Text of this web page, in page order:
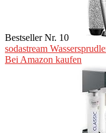
Bestseller Nr. 10
sodastream
Bei Amazon kaufen